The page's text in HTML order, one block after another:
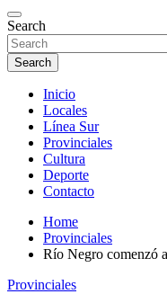
Search
Search
Inicio
Locales
Línea Sur
Provinciales
Cultura
Deporte
Contacto
Home
Provinciales
Río Negro comenzó
Provinciales